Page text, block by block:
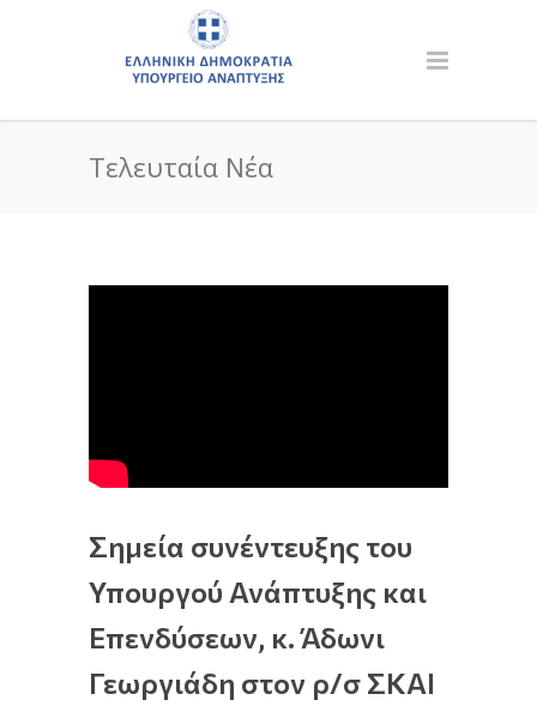
Τελευταία Νέα
Σημεία συνέντευξης του
Υπουργού Ανάπτυξης και
Επενδύσεων, κ. Άδωνι
Γεωργιάδη στον ρ/σ ΣΚΑΙ